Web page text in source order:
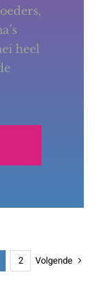
heel
2 Volgende